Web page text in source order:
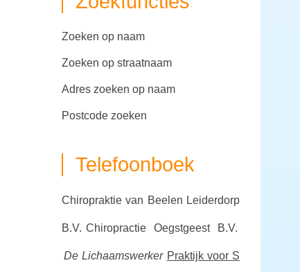
zoeken op naam
zoeken op straatnaam
adres zoeken op naam
postcode zoeken
Telefoonboek
Chiropraktie van Beelen Leiderdorp
B.V. Chiropractie Oegstgeest B.V.
De Lichaamswerker Praktijk voor S